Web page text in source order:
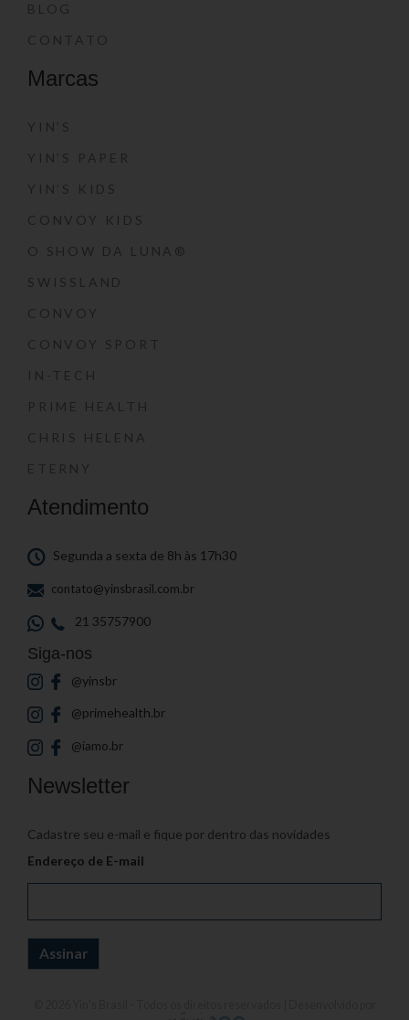
BLOG
CONTATO
Marcas
YIN’S
YIN’S PAPER
YIN’S KIDS
CONVOY KIDS
O SHOW DA LUNA®
SWISSLAND
CONVOY
CONVOY SPORT
IN-TECH
PRIME HEALTH
CHRIS HELENA
ETERNY
Atendimento
Segunda a sexta de 8h às 17h30
contato@yinsbrasil.com.br
21 35757900
Siga-nos
@yinsbr
@primehealth.br
@iamo.br
Newsletter
Cadastre seu e-mail e fique por dentro das novidades
Endereço de E-mail